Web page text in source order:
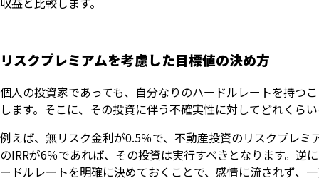
リスクプレミアムを考慮した目標値の決め方
個人の投資家であっても、自分なりのハードルレートを持つ
します。そこに、その投資に伴う不確実性に対してどれくら
例えば、無リスク金利が0.5％で、不動産投資のリスクプレ
のIRRが6％であれば、その投資は実行すべきとなります。逆
ードルレートを明確に決めておくことで、感情に流されず、